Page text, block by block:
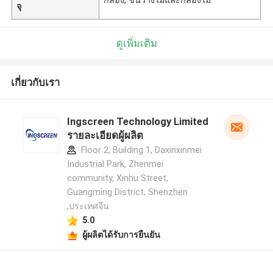
จุ
ดูเพิ่มเติม
เกี่ยวกับเรา
Ingscreen Technology Limited
รายละเอียดผู้ผลิต
Floor 2, Building 1, Daxinxinmei
Industrial Park, Zhenmei
community, Xinhu Street,
Guangming District, Shenzhen
,ประเทศจีน
5.0
ผู้ผลิตได้รับการยืนยัน